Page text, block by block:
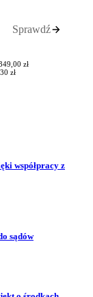
Sprawdź
zł
zł
współpracy z
sądów